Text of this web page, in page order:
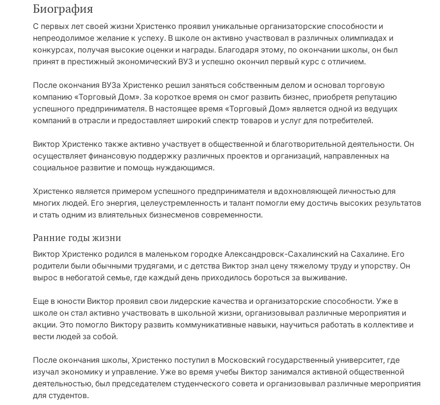
Биография
С первых лет своей жизни Христенко проявил уникальные организаторские способности и
непреодолимое желание к успеху. В школе он активно участвовал в различных олимпиадах и
конкурсах, получая высокие оценки и награды. Благодаря этому, по окончании школы, он был
принят в престижный экономический ВУЗ и успешно окончил первый курс с отличием.
После окончания ВУЗа Христенко решил заняться собственным делом и основал торговую
компанию «Торговый Дом». За короткое время он смог развить бизнес, приобретя репутацию
успешного предпринимателя. В настоящее время «Торговый Дом» является одной из ведущих
компаний в отрасли и предоставляет широкий спектр товаров и услуг для потребителей.
Виктор Христенко также активно участвует в общественной и благотворительной деятельности. Он
осуществляет финансовую поддержку различных проектов и организаций, направленных на
социальное развитие и помощь нуждающимся.
Христенко является примером успешного предпринимателя и вдохновляющей личностью для
многих людей. Его энергия, целеустремленность и талант помогли ему достичь высоких результатов
и стать одним из влиятельных бизнесменов современности.
Ранние годы жизни
Виктор Христенко родился в маленьком городке Александровск-Сахалинский на Сахалине. Его
родители были обычными трудягами, и с детства Виктор знал цену тяжелому труду и упорству. Он
вырос в небогатой семье, где каждый день приходилось бороться за выживание.
Еще в юности Виктор проявил свои лидерские качества и организаторские способности. Уже в
школе он стал активно участвовать в школьной жизни, организовывал различные мероприятия и
акции. Это помогло Виктору развить коммуникативные навыки, научиться работать в коллективе и
вести людей за собой.
После окончания школы, Христенко поступил в Московский государственный университет, где
изучал экономику и управление. Уже во время учебы Виктор занимался активной общественной
деятельностью, был председателем студенческого совета и организовывал различные мероприятия
для студентов.